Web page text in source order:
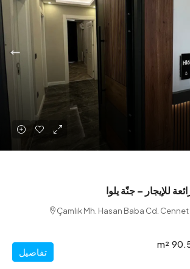
Çamlık Mh. Hasan Baba
تفاصيل